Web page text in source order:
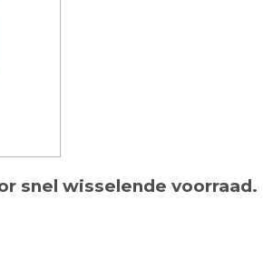
snel wisselende voorraad.